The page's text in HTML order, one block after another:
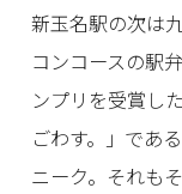
新玉名駅の次は
コンコースの駅
ンプリを受賞し
ごわす。」であ
ニーク。それも